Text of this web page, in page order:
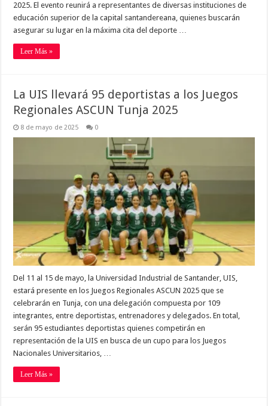
2025. El evento reunirá a representantes de diversas instituciones de
educación superior de la capital santandereana, quienes buscarán
asegurar su lugar en la máxima cita del deporte …
Leer Más »
La UIS llevará 95 deportistas a los Juegos
Regionales ASCUN Tunja 2025
8 de mayo de 2025 0
Del 11 al 15 de mayo, la Universidad Industrial de Santander, UIS,
estará presente en los Juegos Regionales ASCUN 2025 que se
celebrarán en Tunja, con una delegación compuesta por 109
integrantes, entre deportistas, entrenadores y delegados. En total,
serán 95 estudiantes deportistas quienes competirán en
representación de la UIS en busca de un cupo para los Juegos
Nacionales Universitarios, …
Leer Más »